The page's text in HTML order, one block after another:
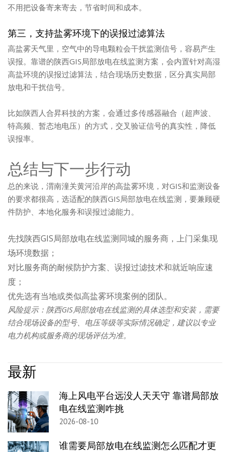
不用把设备寄来寄去，节省时间和成本。
第三，支持盐雾环境下的误报过滤算法
高盐雾天气里，空气中的导电颗粒会干扰监测信号，容易产生
误报。靠谱的陕西GIS局部放电在线监测方案，会内置针对高湿
高盐环境的误报过滤算法，结合现场历史数据，区分真实局部
放电和干扰信号。
比如陕西人合昇科技的方案，会通过多传感器融合（超声波、
特高频、暂态地电压）的方式，交叉验证信号的真实性，降低
误报率。
总结与下一步行动
总的来说，渭南潼关黄河沿岸的高盐雾环境，对GIS和监测设备
的要求都很高，选适配的陕西GIS局部放电在线监测，要兼顾硬
件防护、本地化服务和误报过滤能力。
先找陕西GIS局部放电在线监测同城的服务商，上门采集现
场环境数据；
对比服务商的耐候防护方案、误报过滤技术和就近响应速
度；
优先选有当地或类似高盐雾环境案例的团队。
风险提示：陕西GIS局部放电在线监测的具体选型和安装，需要
结合现场设备的型号、电压等级等实际情况确定，建议以专业
电力机构或服务商的现场评估为准。
最新
海上风电平台远没人天天守 靠谱局部放
电在线监测咋挑
2026-08-10
谁需要局部放电在线监测怎么匹配才更